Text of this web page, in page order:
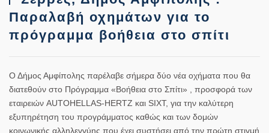
Παραλαβή οχημάτων για το
πρόγραμμα βοήθεια στο σπίτι
Ο Δήμος Αμφίπολης παρέλαβε σήμερα δύο νέα οχήματα που θα
διατεθούν στο Πρόγραμμα «Βοήθεια στο Σπίτι» , προσφορά των
εταιρειών AUTOHELLAS-HΕRTZ και SΙΧΤ, για την καλύτερη
εξυπηρέτηση του προγράμματος καθώς και των δομών
κοινωνικής αλληλεγγύης που έχει συστήσει από την πρώτη στιγμή